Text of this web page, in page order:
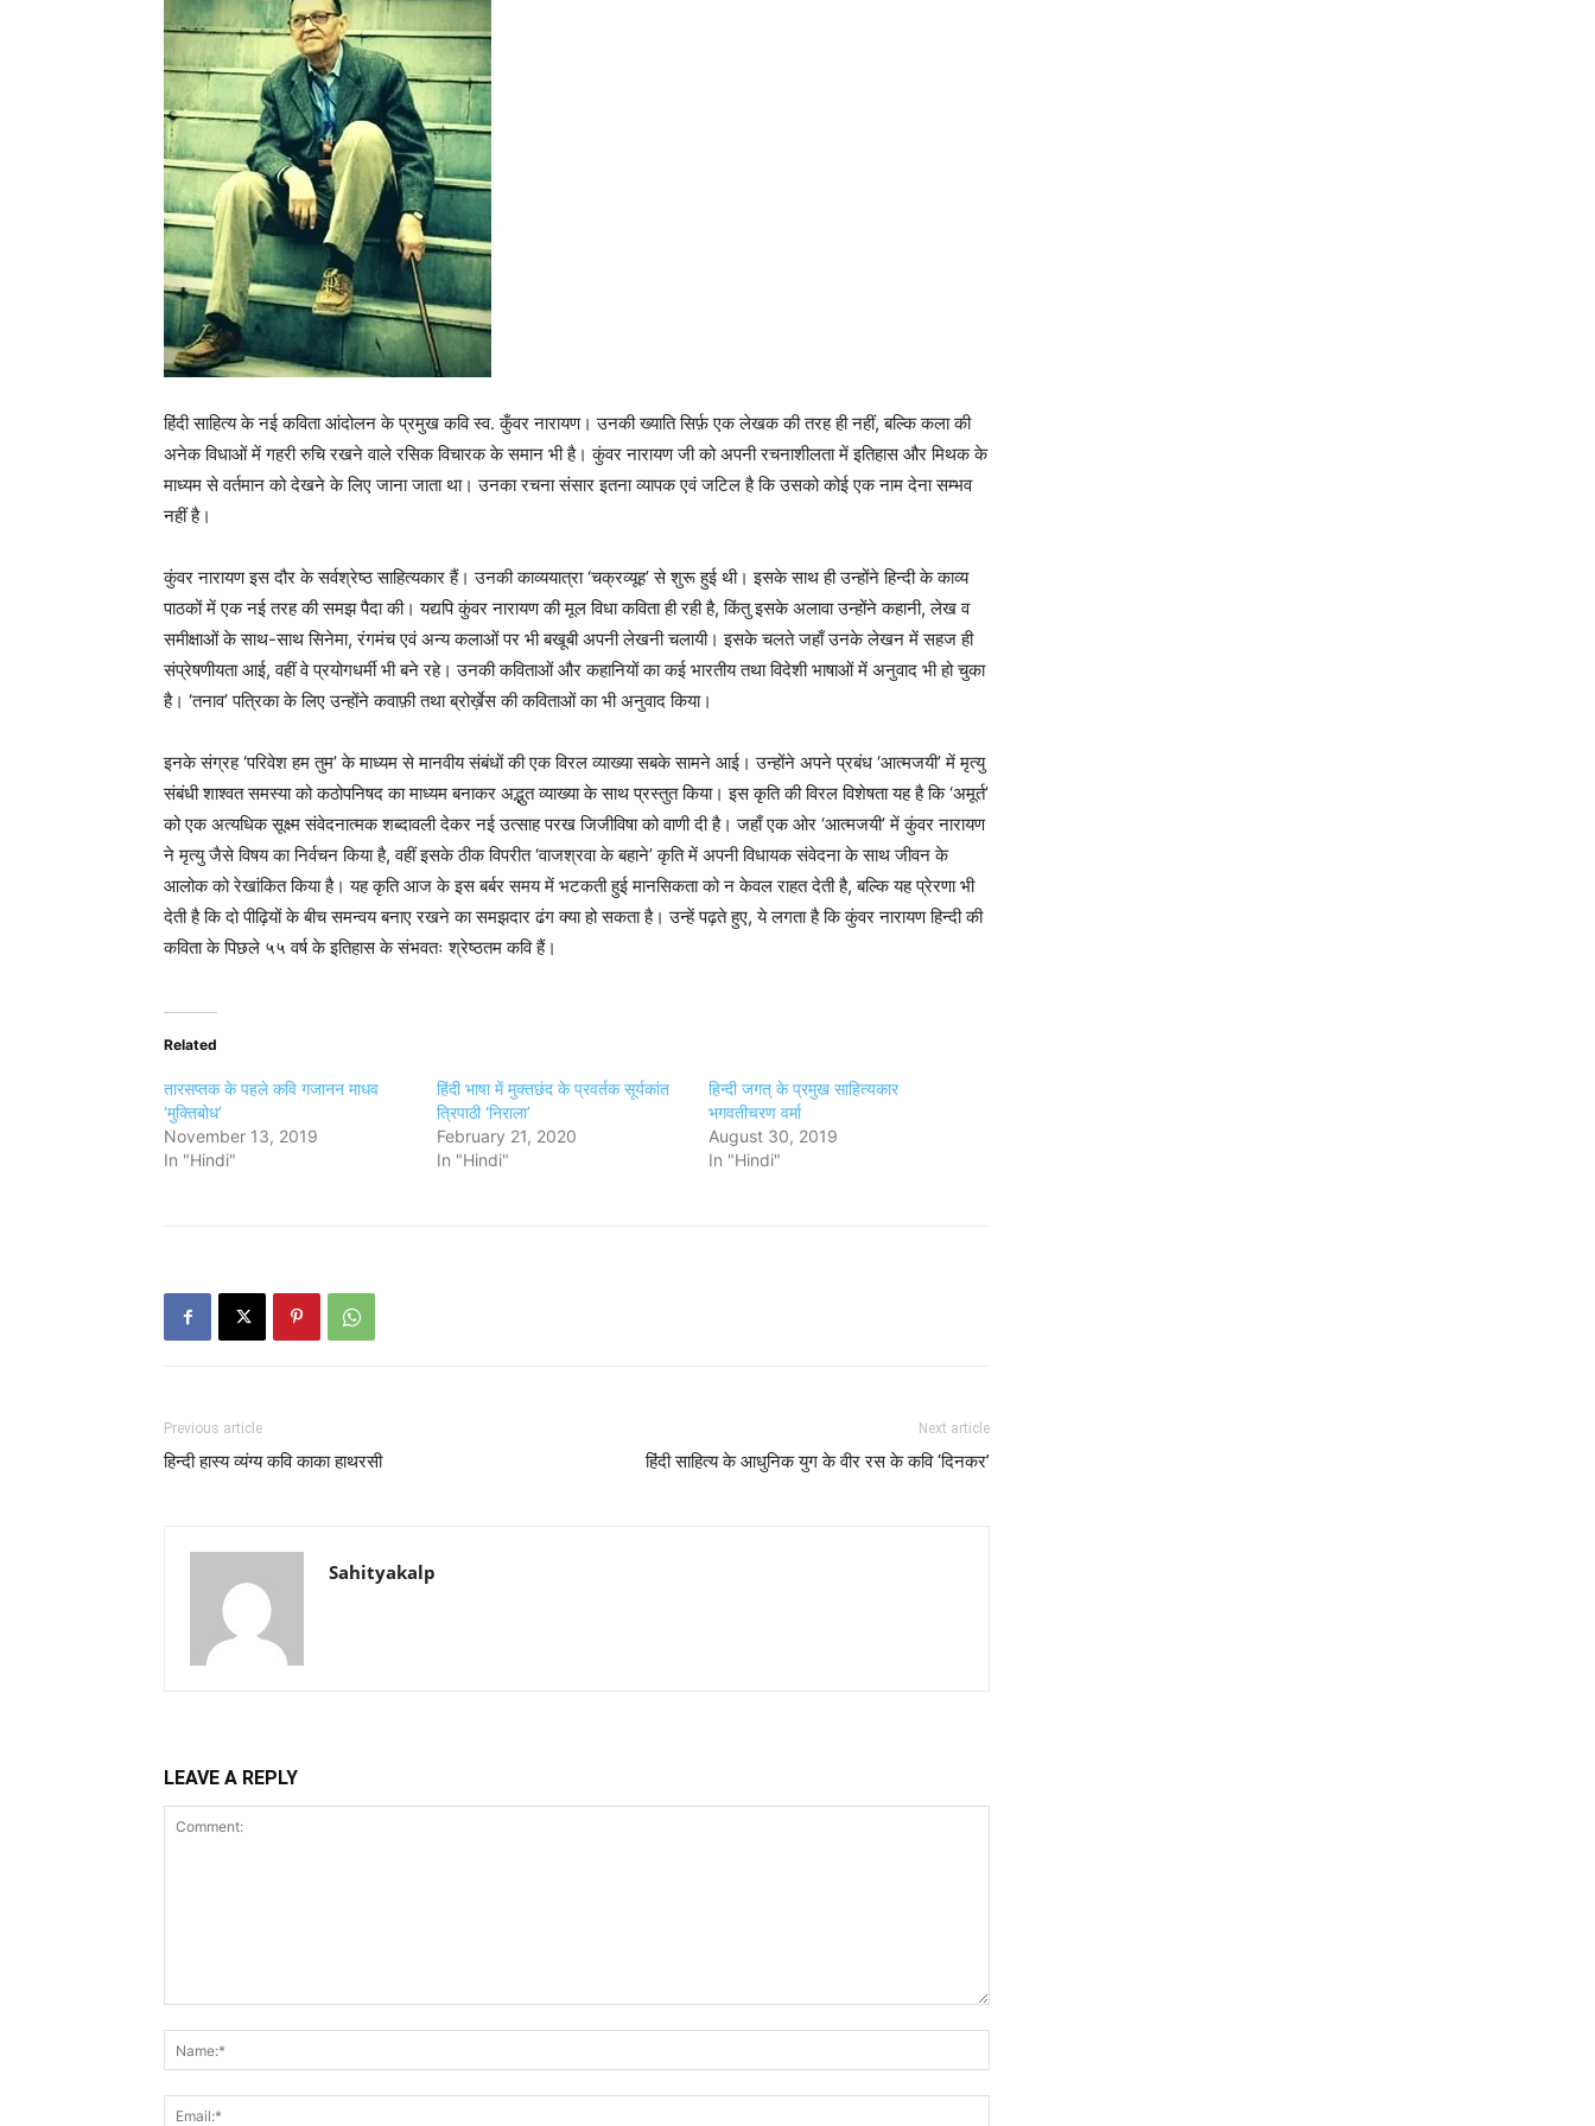
हिंदी साहित्य के नई कविता आंदोलन के प्रमुख कवि स्व. कुँवर नारायण। उनकी ख्याति सिर्फ़ एक लेखक की तरह ही नहीं, बल्कि कला की
अनेक विधाओं में गहरी रुचि रखने वाले रसिक विचारक के समान भी है। कुंवर नारायण जी को अपनी रचनाशीलता में इतिहास और मिथक के
माध्यम से वर्तमान को देखने के लिए जाना जाता था। उनका रचना संसार इतना व्यापक एवं जटिल है कि उसको कोई एक नाम देना सम्भव
नहीं है।
कुंवर नारायण इस दौर के सर्वश्रेष्ठ साहित्यकार हैं। उनकी काव्ययात्रा ‘चक्रव्यूह’ से शुरू हुई थी। इसके साथ ही उन्होंने हिन्दी के काव्य
पाठकों में एक नई तरह की समझ पैदा की। यद्यपि कुंवर नारायण की मूल विधा कविता ही रही है, किंतु इसके अलावा उन्होंने कहानी, लेख व
समीक्षाओं के साथ-साथ सिनेमा, रंगमंच एवं अन्य कलाओं पर भी बखूबी अपनी लेखनी चलायी। इसके चलते जहाँ उनके लेखन में सहज ही
संप्रेषणीयता आई, वहीं वे प्रयोगधर्मी भी बने रहे। उनकी कविताओं और कहानियों का कई भारतीय तथा विदेशी भाषाओं में अनुवाद भी हो चुका
है। ‘तनाव’ पत्रिका के लिए उन्होंने कवाफ़ी तथा ब्रोर्ख़ेस की कविताओं का भी अनुवाद किया।
इनके संग्रह ‘परिवेश हम तुम’ के माध्यम से मानवीय संबंधों की एक विरल व्याख्या सबके सामने आई। उन्होंने अपने प्रबंध ‘आत्मजयी’ में मृत्यु
संबंधी शाश्वत समस्या को कठोपनिषद का माध्यम बनाकर अद्भुत व्याख्या के साथ प्रस्तुत किया। इस कृति की विरल विशेषता यह है कि ‘अमूर्त’
को एक अत्यधिक सूक्ष्म संवेदनात्मक शब्दावली देकर नई उत्साह परख जिजीविषा को वाणी दी है। जहाँ एक ओर ‘आत्मजयी’ में कुंवर नारायण
ने मृत्यु जैसे विषय का निर्वचन किया है, वहीं इसके ठीक विपरीत ‘वाजश्रवा के बहाने’ कृति में अपनी विधायक संवेदना के साथ जीवन के
आलोक को रेखांकित किया है। यह कृति आज के इस बर्बर समय में भटकती हुई मानसिकता को न केवल राहत देती है, बल्कि यह प्रेरणा भी
देती है कि दो पीढ़ियों के बीच समन्वय बनाए रखने का समझदार ढंग क्या हो सकता है। उन्हें पढ़ते हुए, ये लगता है कि कुंवर नारायण हिन्दी की
कविता के पिछले ५५ वर्ष के इतिहास के संभवतः श्रेष्ठतम कवि हैं।
Related
तारसप्तक के पहले कवि गजानन माधव
‘मुक्तिबोध’
November 13, 2019
In "Hindi"
हिंदी भाषा में मुक्तछंद के प्रवर्तक सूर्यकांत
त्रिपाठी ‘निराला’
February 21, 2020
In "Hindi"
हिन्दी जगत् के प्रमुख साहित्यकार
भगवतीचरण वर्मा
August 30, 2019
In "Hindi"
Previous article
हिन्दी हास्य व्यंग्य कवि काका हाथरसी
Next article
हिंदी साहित्य के आधुनिक युग के वीर रस के कवि ‘दिनकर’
Sahityakalp
LEAVE A REPLY